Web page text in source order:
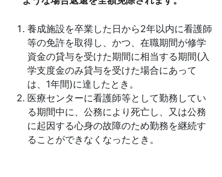
養成施設を卒業した日から2年以内に看護師
等の免許を取得し、かつ、在職期間が修学
資金の貸与を受けた期間に相当する期間(入
学支度金のみ貸与を受けた場合にあって
は、1年間)に達したとき。
医療センターに看護師等として勤務してい
る期間中に、公務により死亡し、又は公務
に起因する心身の故障のため勤務を継続す
ることができなくなったとき。